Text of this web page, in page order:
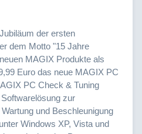
der ersten
dem Motto "15 Jahre
MAGIX Produkte als
Euro das neue MAGIX PC
PC Check & Tuning
zur
und Beschleunigung
Windows XP, Vista und